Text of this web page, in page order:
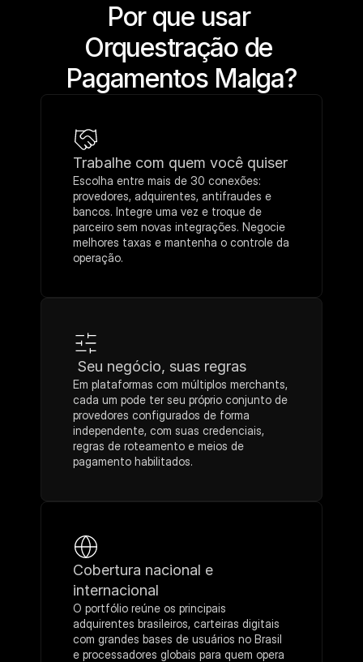
Por que usar
Orquestração de
Pagamentos Malga?
Trabalhe com quem você quiser
Escolha entre mais de 30 conexões:
provedores, adquirentes, antifraudes e
bancos. Integre uma vez e troque de
parceiro sem novas integrações. Negocie
melhores taxas e mantenha o controle da
operação.
Seu negócio, suas regras
Em plataformas com múltiplos merchants,
cada um pode ter seu próprio conjunto de
provedores configurados de forma
independente, com suas credenciais,
regras de roteamento e meios de
pagamento habilitados.
Cobertura nacional e
internacional
O portfólio reúne os principais
adquirentes brasileiros, carteiras digitais
com grandes bases de usuários no Brasil
e processadores globais para quem opera